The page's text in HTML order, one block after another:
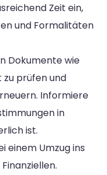
Zeit ein,
und Formalitäten
Dokumente wie
zu prüfen und
Informiere
in
ist.
einem Umzug ins